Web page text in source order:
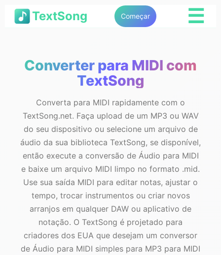
TextSong Começar ☰
Converter para MIDI com
TextSong
Converta para MIDI rapidamente com o
TextSong.net. Faça upload de um MP3 ou WAV
do seu dispositivo ou selecione um arquivo de
áudio da sua biblioteca TextSong, se disponível,
então execute a conversão de Áudio para MIDI
e baixe um arquivo MIDI limpo no formato .mid.
Use sua saída MIDI para editar notas, ajustar o
tempo, trocar instrumentos ou criar novos
arranjos em qualquer DAW ou aplicativo de
notação. O TextSong é projetado para
criadores dos EUA que desejam um conversor
de Áudio para MIDI simples para MP3 para MIDI